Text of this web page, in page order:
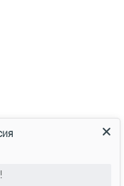
Вам с